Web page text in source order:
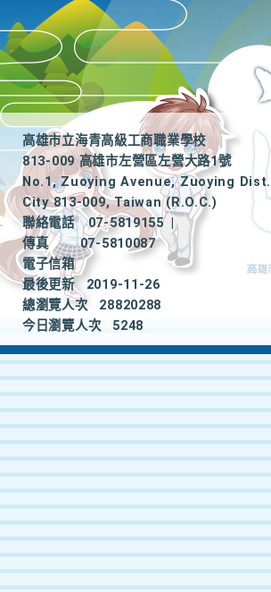
高雄市立海青高級工商職業學校
813-009 高雄市左營區左營大路1號
No.1, Zuoying Avenue, Zuoying
City 813-009, Taiwan (R.O.C.)
聯絡電話
07-5819155
|
傳真
07-5810087
電子信箱
最後更新
2019-11-26
總瀏覽人次
28820288
今日瀏覽人次
5248